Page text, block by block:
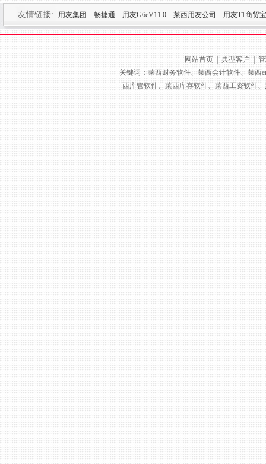
友情链接: 用友集团 畅捷通 用友G6eV11.0 莱西用友公司 用友T1商贸宝
网站首页 | 典型客户 |
关键词：莱西财务软件、莱西会计软件、莱西
西库管软件、莱西库存软件、莱西工资软件